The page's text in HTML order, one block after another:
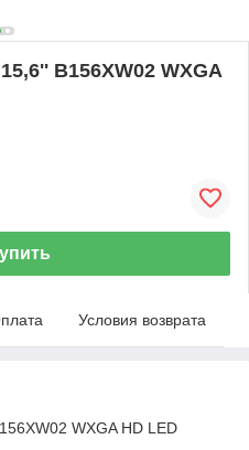
B156XW02 WXGA
Условия возврата
WXGA HD LED